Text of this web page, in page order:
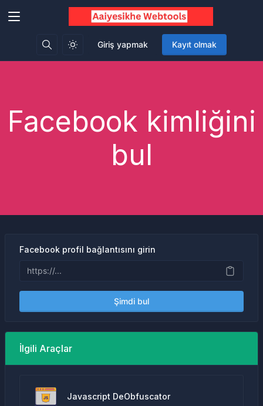
Giriş yapmak Kayıt olmak
Facebook kimliğini
bul
Facebook profil bağlantısını girin
Şimdi bul
İlgili Araçlar
Javascript DeObfuscator